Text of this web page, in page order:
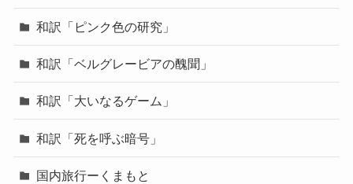
和訳「ピンク色の研究」
和訳「ベルグレービアの醜聞」
和訳「大いなるゲーム」
和訳「死を呼ぶ暗号」
国内旅行ーくまもと